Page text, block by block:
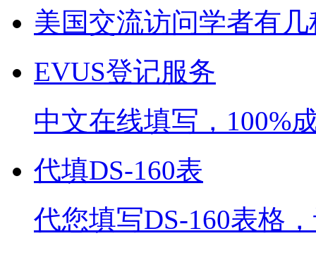
美国交流访问学者有
EVUS登记服务
中文在线填写，100%
代填DS-160表
代您填写DS-160表格